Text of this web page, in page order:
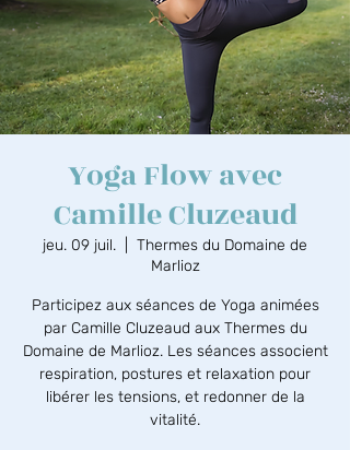
Yoga Flow avec
Camille Cluzeaud
jeu. 09 juil.
Thermes du Domaine de
Marlioz
Participez aux séances de Yoga animées
par Camille Cluzeaud aux Thermes du
Domaine de Marlioz. Les séances associent
respiration, postures et relaxation pour
libérer les tensions, et redonner de la
vitalité.